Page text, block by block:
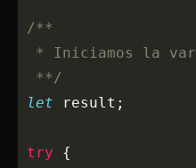
/**
* Iniciamos la
  **/
let result;
try {